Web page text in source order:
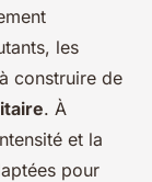
les
construire de
. À
et la
pour